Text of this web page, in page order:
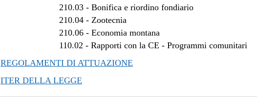
210.03 -Bonifica e riordino fondiario
210.04 -Zootecnia
210.06 -Economia montana
110.02 -Rapporti con la CE - Programmi comunitari
REGOLAMENTI DI ATTUAZIONE
ITER DELLA LEGGE